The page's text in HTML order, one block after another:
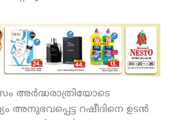
അര്‍ദ്ധരാത്രിയോടെ
അനുഭവപ്പെട്ട റഷീദിനെ ഉടന്‍